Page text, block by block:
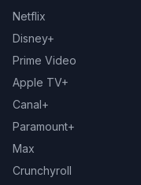
Netflix
Disney+
Prime Video
Apple TV+
Canal+
Paramount+
Max
Crunchyroll